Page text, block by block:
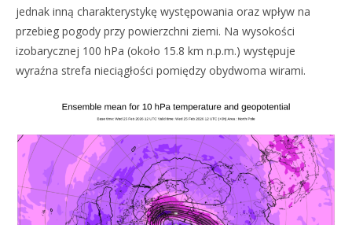
jednak inną charakterystykę występowania oraz wpływ na
przebieg pogody przy powierzchni ziemi. Na wysokości
izobarycznej 100 hPa (około 15.8 km n.p.m.) występuje
wyraźna strefa nieciągłości pomiędzy obydwoma wirami.